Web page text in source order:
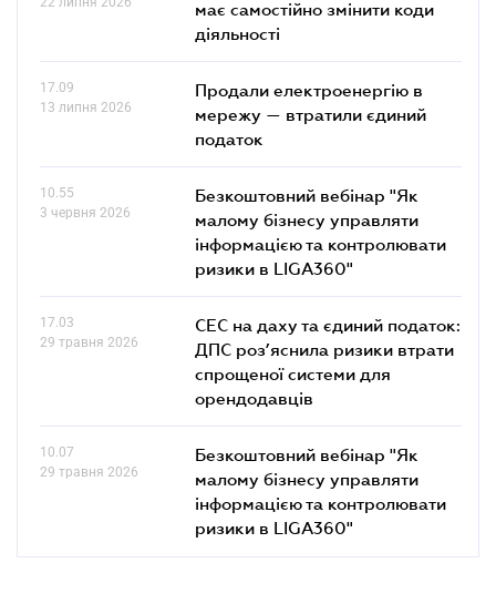
має самостійно змінити коди
діяльності
17.09
13 липня 2026
Продали електроенергію в
мережу — втратили єдиний
податок
10.55
3 червня 2026
Безкоштовний вебінар "Як
малому бізнесу управляти
інформацією та контролювати
ризики в LIGA360"
17.03
29 травня 2026
СЕС на даху та єдиний податок:
ДПС роз’яснила ризики втрати
спрощеної системи для
орендодавців
10.07
29 травня 2026
Безкоштовний вебінар "Як
малому бізнесу управляти
інформацією та контролювати
ризики в LIGA360"